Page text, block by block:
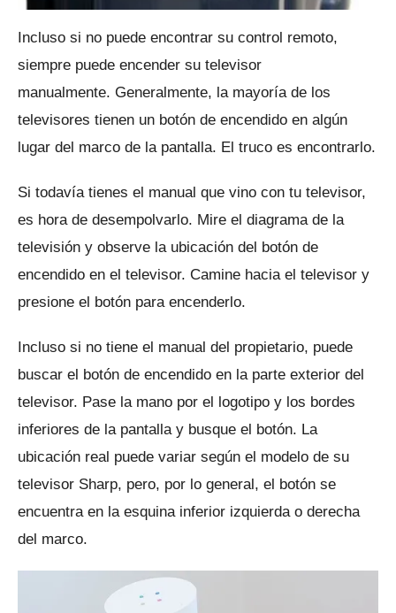
Incluso si no puede encontrar su control remoto,
siempre puede encender su televisor
manualmente. Generalmente, la mayoría de los
televisores tienen un botón de encendido en algún
lugar del marco de la pantalla. El truco es encontrarlo.
Si todavía tienes el manual que vino con tu televisor,
es hora de desempolvarlo. Mire el diagrama de la
televisión y observe la ubicación del botón de
encendido en el televisor. Camine hacia el televisor y
presione el botón para encenderlo.
Incluso si no tiene el manual del propietario, puede
buscar el botón de encendido en la parte exterior del
televisor. Pase la mano por el logotipo y los bordes
inferiores de la pantalla y busque el botón. La
ubicación real puede variar según el modelo de su
televisor Sharp, pero, por lo general, el botón se
encuentra en la esquina inferior izquierda o derecha
del marco.